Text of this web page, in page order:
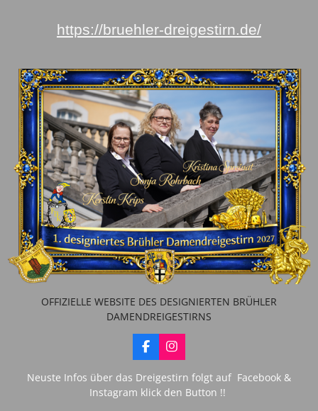
https://bruehler-dreigestirn.de/
OFFIZIELLE WEBSITE DES DESIGNIERTEN BRÜHLER
DAMENDREIGESTIRNS
F
a
c
e
b
I
n
s
t
a
Neuste Infos über das Dreigestirn folgt auf Facebook &
Instagram klick den Button !!